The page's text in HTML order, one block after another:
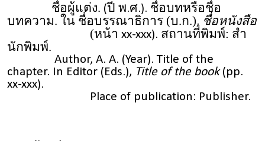
ชื่อผู้แต่ง. (ปี พ.ศ.). ชื่อบทหรือชื่อ
บทความ. ใน ชื่อบรรณาธิการ (บ.ก.), ชื่อหนังสือ
(หน้า xx-xxx). สถานที่พิมพ์: สํา
นักพิมพ์.
Author, A. A. (Year). Title of the
chapter. In Editor (Eds.), Title of the book(pp.
xx-xxx).
Place of publication: Publisher.